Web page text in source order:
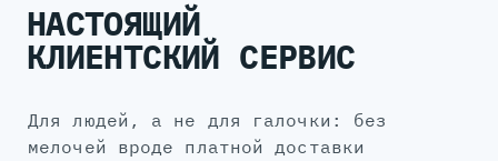
НАСТОЯЩИЙ
КЛИЕНТСКИЙ СЕРВИС
для людей, а не для галочки: без
мелочей вроде платной доставки